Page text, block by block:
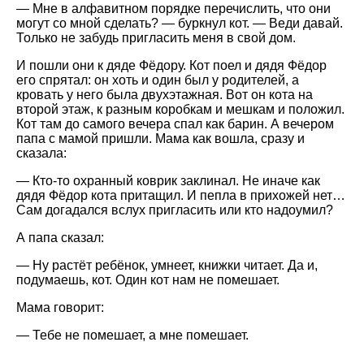
— Мне в алфавитном порядке перечислить, что они
могут со мной сделать? — буркнул кот. — Веди давай.
Только не забудь пригласить меня в свой дом.
И пошли они к дяде Фёдору. Кот поел и дядя Фёдор
его спрятал: он хоть и один был у родителей, а
кровать у него была двухэтажная. Вот он кота на
второй этаж, к разным коробкам и мешкам и положил.
Кот там до самого вечера спал как барин. А вечером
папа с мамой пришли. Мама как вошла, сразу и
сказала:
— Кто-то охранный коврик заклинал. Не иначе как
дядя Фёдор кота притащил. И пепла в прихожей нет…
Сам догадался вслух пригласить или кто надоумил?
А папа сказал:
— Ну растёт ребёнок, умнеет, книжки читает. Да и,
подумаешь, кот. Один кот нам не помешает.
Мама говорит:
— Тебе не помешает, а мне помешает.